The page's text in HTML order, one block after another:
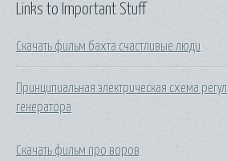
Links to Important Stuff
Скачать фильм бахта счастливые люди
Принципиальная электрическая схема
генератора
Скачать фильм про воров